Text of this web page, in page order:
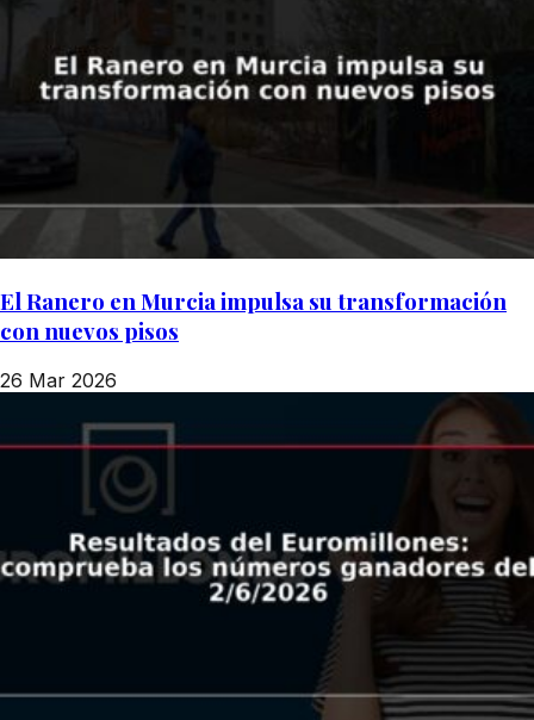
El Ranero en Murcia impulsa su transformación
con nuevos pisos
26 Mar 2026